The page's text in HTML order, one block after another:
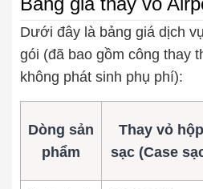
Dưới đây là bảng giá dịch
gói (đã bao gồm công thay
không phát sinh phụ phí):
Dòng sản
phẩm
Thay vỏ hộp
sạc (Case